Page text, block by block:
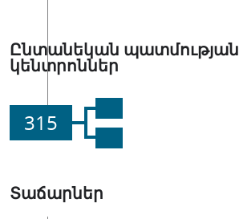
Ընտանեկան պատմության
կենտրոններ
315
Տաճարներ